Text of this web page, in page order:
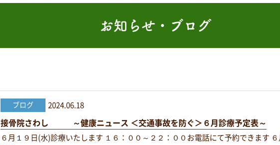
お知らせ・ブログ
ブログ 2024.06.18
接骨院さわし ～健康ニュース ＜交通事故を防ぐ＞６月診療予定表～
６月１９日(水)診療いたします １６：００～２２：００お電話にて予約できます